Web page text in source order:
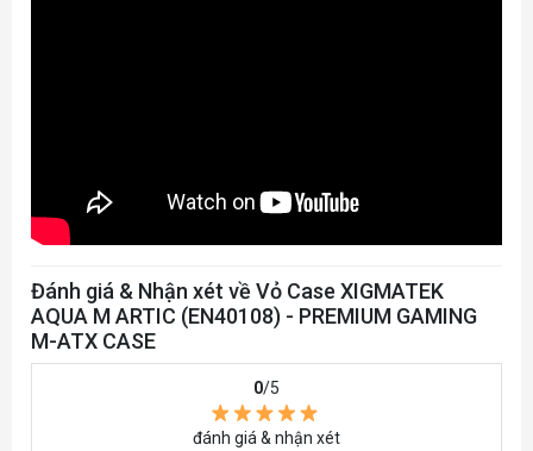
Đánh giá & Nhận xét về Vỏ Case XIGMATEK
AQUA M ARTIC (EN40108) - PREMIUM GAMING
M-ATX CASE
0/5
đánh giá & nhận xét